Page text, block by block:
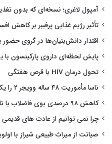
آمپول لاغری؛ نسخه‌ای که بدون
تأثیر رژیم غذایی پرفیبر بر کاهش
اقتدار دانش‌بنیان‌ها در گروی حضور
پایش لحظه‌ای داروی پارکینسون
تحول درمان HIV با قرص هفتگی
ناسا مأموریت ۴۸ ساله وویجر ۲ را یک سال دیگر تمدید کرد
کاهش ۹۸ درصدی بوی فاضلاب با نانوفیلتر ایرانی
چرا نمی توانیم از عادت های
صیانت از میراث طبیعی شیراز با